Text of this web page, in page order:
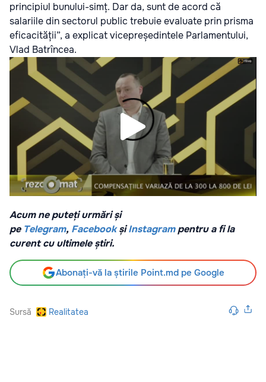
principiul bunului-simț. Dar da, sunt de acord că
salariile din sectorul public trebuie evaluate prin prisma
eficacității”, a explicat vicepreședintele Parlamentului,
Vlad Batrîncea.
Acum ne puteți urmări și
pe Telegram, FacebookșiInstagrampentru a fi la
curent cu ultimele știri.
Abonați-vă la știrile Point.md pe Google
Sursă Realitatea